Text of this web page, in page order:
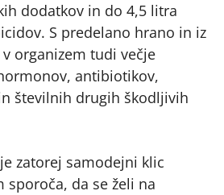
dodatkov in do 4,5 litra
S predelano hrano in iz
organizem tudi večje
antibiotikov,
številnih drugih škodljivih
zatorej samodejni klic
sporoča, da se želi na